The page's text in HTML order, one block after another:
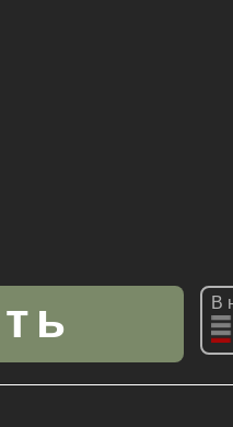
В